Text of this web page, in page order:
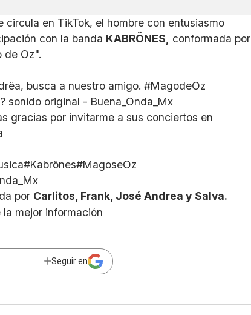
circula en TikTok, el hombre con entusiasmo
con la banda KABRÖNES,
conformada por
de Oz".
busca a nuestro amigo. #MagodeOz
? sonido original - Buena_Onda_Mx
gracias por invitarme a sus conciertos en
#Kabrönes#MagoseOz
por Carlitos, Frank, José Andrea y Salva.
la mejor información
Seguir en